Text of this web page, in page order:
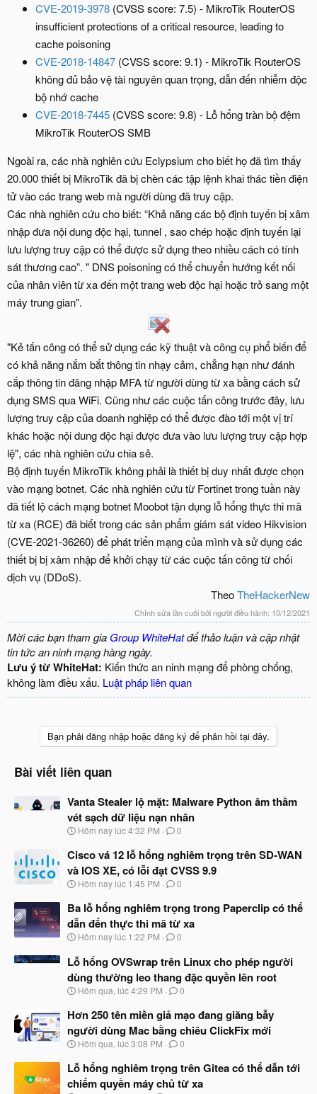
CVE-2019-3978 (CVSS score: 7.5) - MikroTik RouterOS
insufficient protections of a critical resource, leading to
cache poisoning
CVE-2018-14847 (CVSS score: 9.1) - MikroTik RouterOS
không đủ bảo vệ tài nguyên quan trọng, dẫn đến nhiễm độc
bộ nhớ cache
CVE-2018-7445 (CVSS score: 9.8) - Lỗ hổng tràn bộ đệm
MikroTik RouterOS SMB
Ngoài ra, các nhà nghiên cứu Eclypsium cho biết họ đã tìm thấy
20.000 thiết bị MikroTik đã bị chèn các tập lệnh khai thác tiền điện
tử vào các trang web mà người dùng đã truy cập.
Các nhà nghiên cứu cho biết: “Khả năng các bộ định tuyến bị xâm
nhập đưa nội dung độc hại, tunnel , sao chép hoặc định tuyến lại
lưu lượng truy cập có thể được sử dụng theo nhiều cách có tính
sát thương cao”. " DNS poisoning có thể chuyển hướng kết nối
của nhân viên từ xa đến một trang web độc hại hoặc trỏ sang một
máy trung gian".
"Kẻ tấn công có thể sử dụng các kỹ thuật và công cụ phổ biến để
có khả năng nắm bắt thông tin nhạy cảm, chẳng hạn như đánh
cắp thông tin đăng nhập MFA từ người dùng từ xa bằng cách sử
dụng SMS qua WiFi. Cũng như các cuộc tấn công trước đây, lưu
lượng truy cập của doanh nghiệp có thể được đào tới một vị trí
khác hoặc nội dung độc hại được đưa vào lưu lượng truy cập hợp
lệ", các nhà nghiên cứu chia sẻ.
Bộ định tuyến MikroTik không phải là thiết bị duy nhất được chọn
vào mạng botnet. Các nhà nghiên cứu từ Fortinet trong tuần này
đã tiết lộ cách mạng botnet Moobot tận dụng lỗ hổng thực thi mã
từ xa (RCE) đã biết trong các sản phẩm giám sát video Hikvision
(CVE-2021-36260) để phát triển mạng của mình và sử dụng các
thiết bị bị xâm nhập để khởi chạy từ các cuộc tấn công từ chối
dịch vụ (DDoS).
TheoTheHackerNew
Chỉnh sửa lần cuối bởi người điều hành: 10/12/2021
Mời các bạn tham gia Group WhiteHatđể thảo luận và cập nhật
tin tức an ninh mạng hàng ngày.
Lưu ý từ WhiteHat: Kiến thức an ninh mạng để phòng chống,
không làm điều xấu. Luật pháp liên quan
Bạn phải đăng nhập hoặc đăng ký để phản hồi tại đây.
Bài viết liên quan
Vanta Stealer lộ mặt: Malware Python âm thầm
vét sạch dữ liệu nạn nhân
N
à
b
ắ
đ
ầ
u
Hôm nay lúc 4:32 PM 0
Cisco vá 12 lỗ hổng nghiêm trọng trên SD-WAN
và IOS XE, có lỗi đạt CVSS 9.9
N
à
y
b
ắ
đ
ầ
u
Hôm nay lúc 1:45 PM 0
Ba lỗ hổng nghiêm trọng trong Paperclip có thể
dẫn đến thực thi mã từ xa
N
à
y
b
ắ
đ
ầ
u
Hôm nay lúc 1:22 PM 0
Lỗ hổng OVSwrap trên Linux cho phép người
dùng thường leo thang đặc quyền lên root
N
à
b
ắ
đ
ầ
u
Hôm qua, lúc 4:29 PM 0
Hơn 250 tên miền giả mạo đang giăng bẫy
người dùng Mac bằng chiêu ClickFix mới
N
à
b
Hôm qua, lúc 3:08 PM 0
Lỗ hổng nghiêm trọng trên Gitea có thể dẫn tới
chiếm quyền máy chủ từ xa